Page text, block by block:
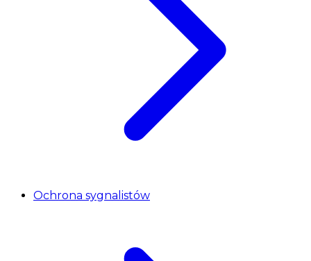
Ochrona sygnalistów